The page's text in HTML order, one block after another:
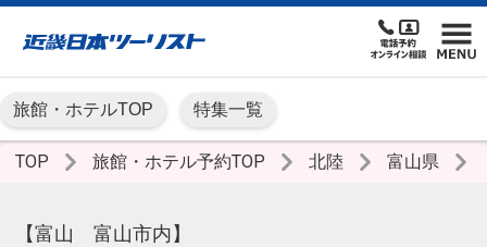
旅館・ホテルTOP 特集一覧
TOP 旅館・ホテル予約TOP 北陸 富山県
【富山 富山市内】